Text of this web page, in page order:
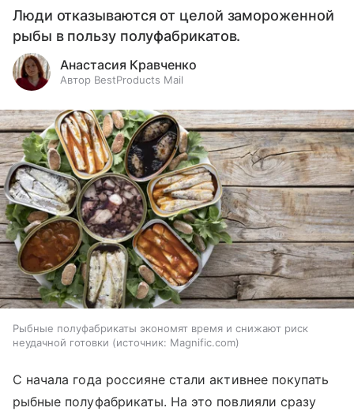
Люди отказываются от целой замороженной
рыбы в пользу полуфабрикатов.
Анастасия Кравченко
Автор BestProducts Mail
Рыбные полуфабрикаты экономят время и снижают риск
неудачной готовки
источник: Magnific.com
С начала года россияне стали активнее покупать
рыбные полуфабрикаты. На это повлияли сразу